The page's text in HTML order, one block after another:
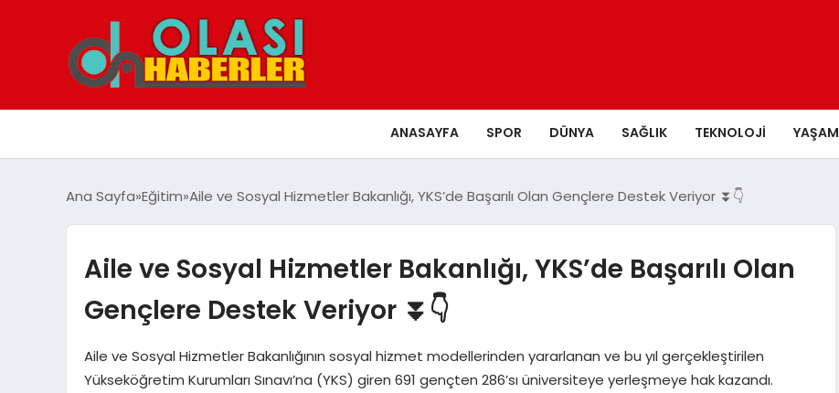
ANASAYFA SPOR DÜNYA SAĞLIK TEKNOLOJI YAŞAM
Ana Sayfa Eğitim Aile ve Sosyal Hizmetler Bakanlığı, YKS’de Başarılı Olan Gençlere Destek Veriyor ⏬👇
Aile ve Sosyal Hizmetler Bakanlığı, YKS’de Başarılı Olan
Gençlere Destek Veriyor ⏬👇
Aile ve Sosyal Hizmetler Bakanlığının sosyal hizmet modellerinden yararlanan ve bu yıl gerçekleştirilen
Yükseköğretim Kurumları Sınavı’na (YKS) giren 691 gençten 286’sı üniversiteye yerleşmeye hak kazandı.